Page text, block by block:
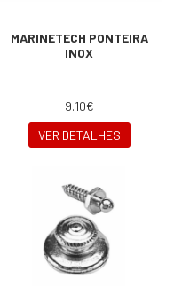
MARINETECH PONTEIRA
INOX
9.10€
VER DETALHES